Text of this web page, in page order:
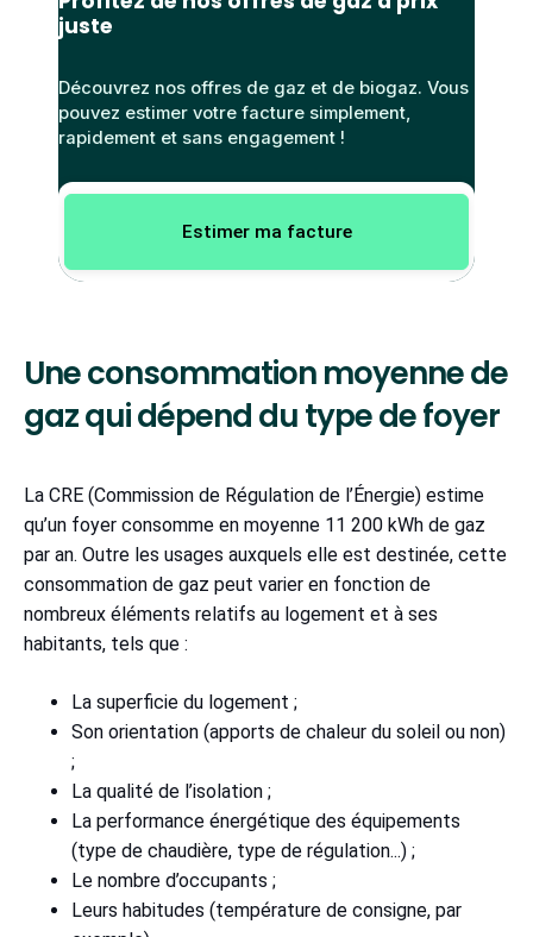
juste
Découvrez nos offres de gaz et de biogaz. Vous
pouvez estimer votre facture simplement,
rapidement et sans engagement !
Estimer ma facture
Une consommation moyenne de
gaz qui dépend du type de foyer
La CRE (Commission de Régulation de l’Énergie) estime
qu’un foyer consomme en moyenne 11 200 kWh de gaz
par an. Outre les usages auxquels elle est destinée, cette
consommation de gaz peut varier en fonction de
nombreux éléments relatifs au logement et à ses
habitants, tels que :
La superficie du logement ;
Son orientation (apports de chaleur du soleil ou non)
;
La qualité de l’isolation ;
La performance énergétique des équipements
(type de chaudière, type de régulation...) ;
Le nombre d’occupants ;
Leurs habitudes (température de consigne, par